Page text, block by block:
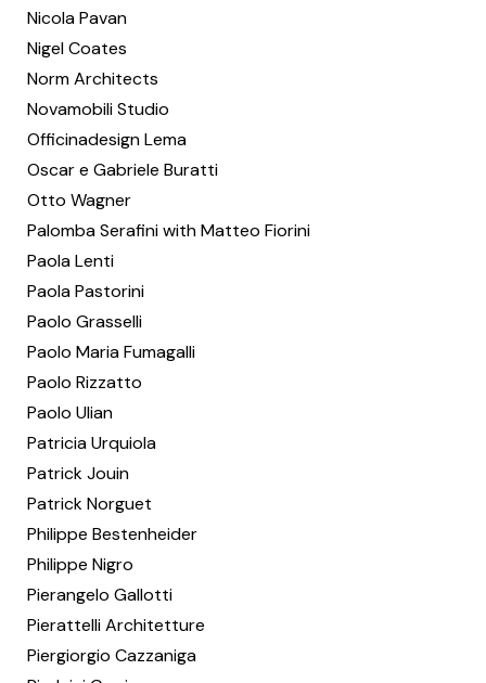
Nicola Pavan
Nigel Coates
Norm Architects
Novamobili Studio
Officinadesign Lema
Oscar e Gabriele Buratti
Otto Wagner
Palomba Serafini with Matteo Fiorini
Paola Lenti
Paola Pastorini
Paolo Grasselli
Paolo Maria Fumagalli
Paolo Rizzatto
Paolo Ulian
Patricia Urquiola
Patrick Jouin
Patrick Norguet
Philippe Bestenheider
Philippe Nigro
Pierangelo Gallotti
Pierattelli Architetture
Piergiorgio Cazzaniga